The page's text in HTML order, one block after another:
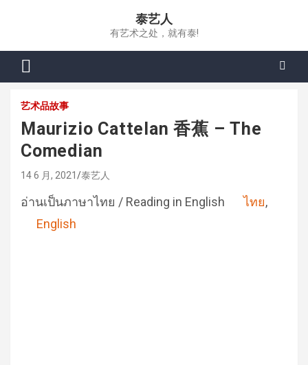
泰艺人
有艺术之处，就有泰!
艺术品故事
Maurizio Cattelan 香蕉 – The
Comedian
14 6 月, 2021 泰艺人
อ่านเป็นภาษาไทย / Reading in English
ไทย
English